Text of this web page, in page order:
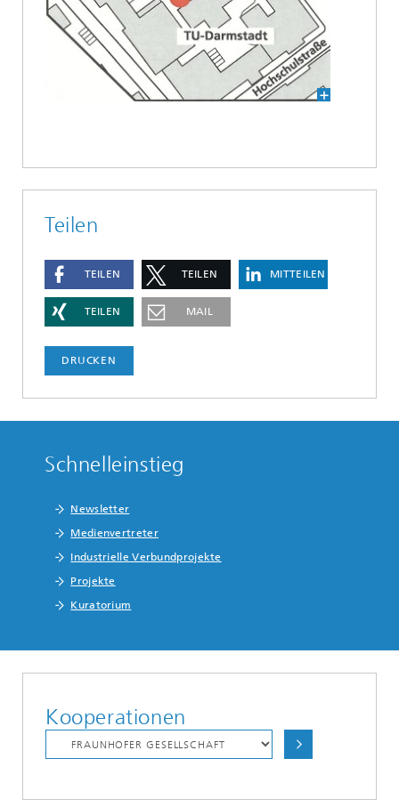
Teilen
TEILEN TEILEN MITTEILEN
TEILEN MAIL
DRUCKEN
Schnelleinstieg
Newsletter
Medienvertreter
Industrielle Verbundprojekte
Projekte
Kuratorium
Kooperationen